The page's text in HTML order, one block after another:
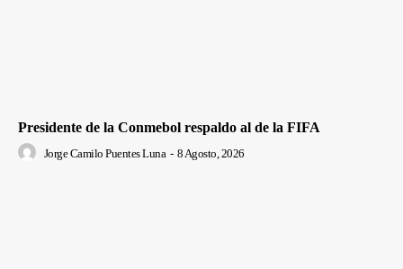
Presidente de la Conmebol respaldo al de la FIFA
Jorge Camilo Puentes Luna - 8 Agosto, 2026